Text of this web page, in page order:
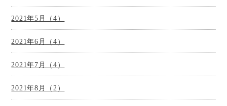
2021年5月（4）
2021年6月（4）
2021年7月（4）
2021年8月（2）